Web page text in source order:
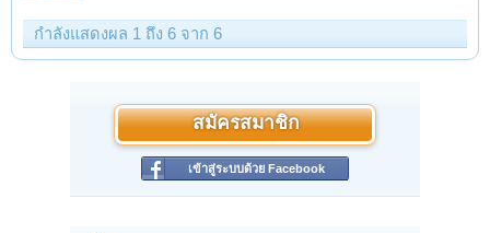
กำลังแสดงผล 1 ถึง 6 จาก 6
สมัครสมาชิก
เข้าสู่ระบบด้วย Facebook